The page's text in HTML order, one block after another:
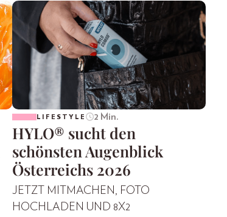
LIFESTYLE 2 Min.
HYLO® sucht den
schönsten Augenblick
Österreichs 2026
JETZT MITMACHEN, FOTO
HOCHLADEN UND 8X2